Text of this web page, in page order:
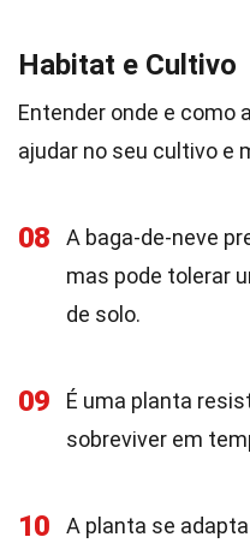
Habitat e Cultivo
Entender onde e como
ajudar no seu cultivo e
08
A baga-de-neve
mas pode tolerar
de solo.
09
É uma planta
sobreviver em
10 A planta se